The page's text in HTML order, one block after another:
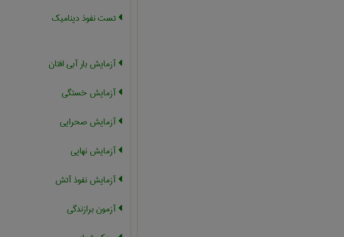
تست نفوذ دینامیک
آزمایش بار آبی افتان
آزمایش خستگی
آزمایش صحرایی
آزمایش نهایی
آزمایش نفوذ آتش
آزمون برازندگی